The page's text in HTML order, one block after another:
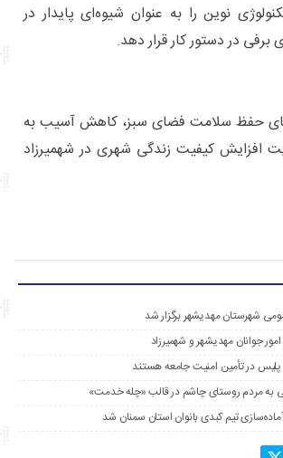
نوین را به عنوان شیوه‌ای پایدار در
در دستور کار قرار دهد.
حفظ سلامت فضای سبز، کاهش آسیب به
افزایش کیفیت زندگی شهری در شهمیرزاد
شهرستان مهدیشهر برگزار شد
جوانان مهدیشهر و شهمیرزاد
پلیس در تأمین امنیت جامعه هستند
به مردم روستای چاشم در قالب «چله خدمت»
تیم کبدی بانوان استان سمنان شد